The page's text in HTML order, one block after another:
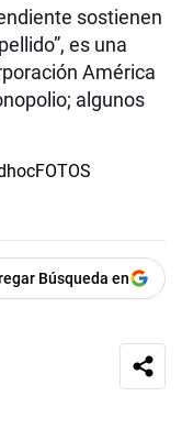
sostienen
es una
América
algunos
Búsqueda en